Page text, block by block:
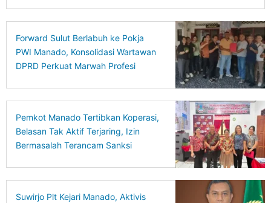
Forward Sulut Berlabuh ke Pokja
PWI Manado, Konsolidasi Wartawan
DPRD Perkuat Marwah Profesi
Pemkot Manado Tertibkan Koperasi,
Belasan Tak Aktif Terjaring, Izin
Bermasalah Terancam Sanksi
Suwirjo Plt Kejari Manado, Aktivis